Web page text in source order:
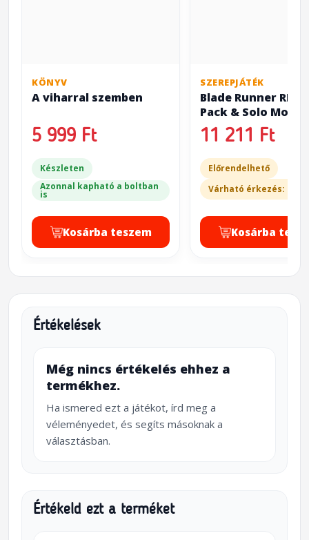
KÖNYV
A viharral szemben
5 999 Ft
Készleten
Azonnal kapható a boltban
is
Kosárba teszem
SZEREPJÁTÉK
Blade Runner RPG
Pack & Solo Mode
11 211 Ft
Előrendelhető
Várható érkezés: 20-
Kosárba
Értékelések
Még nincs értékelés ehhez a
termékhez.
Ha ismered ezt a játékot, írd meg a
véleményedet, és segíts másoknak a
választásban.
Értékeld ezt a terméket